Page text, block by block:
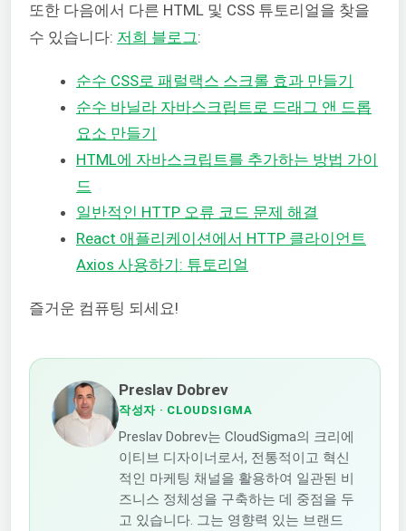
또한 다음에서 다른 HTML 및 CSS 튜토리얼을 찾을
수 있습니다: 저희 블로그:
순수 CSS로 패럴랙스 스크롤 효과 만들기
순수 바닐라 자바스크립트로 드래그 앤 드롭
요소 만들기
HTML에 자바스크립트를 추가하는 방법 가이
드
일반적인 HTTP 오류 코드 문제 해결
React 애플리케이션에서 HTTP 클라이언트
Axios 사용하기: 튜토리얼
즐거운 컴퓨팅 되세요!
Preslav Dobrev
작성자· CLOUDSIGMA
Preslav Dobrev는 CloudSigma의 크리에
이티브 디자이너로서, 전통적이고 혁신
적인 마케팅 채널을 활용하여 일관된 비
즈니스 정체성을 구축하는 데 중점을 두
고 있습니다. 그는 영향력 있는 브랜드